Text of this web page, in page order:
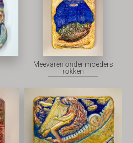
Meevaren onder moeders
rokken